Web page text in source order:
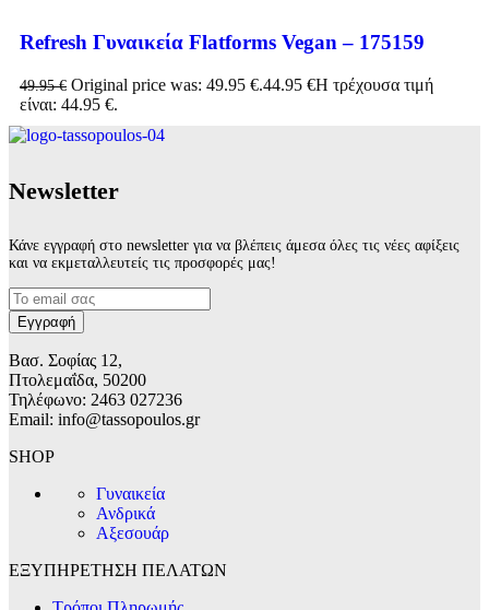
Refresh Γυναικεία Flatforms Vegan – 175159
49.95€ Original price was: 49.95 €.44.95 €Η τρέχουσα τιμή
είναι: 44.95 €.
Νewsletter
Κάνε εγγραφή στο newsletter για να βλέπεις άμεσα όλες τις νέες αφίξεις
και να εκμεταλλευτείς τις προσφορές μας!
Βασ. Σοφίας 12,
Πτολεμαΐδα, 50200
Τηλέφωνο: 2463 027236
Email: info@tassopoulos.gr
SHOP
Γυναικεία
Ανδρικά
Αξεσουάρ
ΕΞΥΠΗΡΕΤΗΣΗ ΠΕΛΑΤΩΝ